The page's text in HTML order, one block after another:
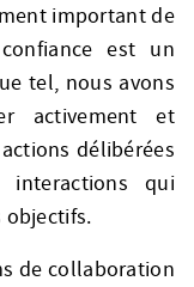
important de
est un
tel, nous avons
activement et
délibérées
interactions qui
objectifs.
de collaboration